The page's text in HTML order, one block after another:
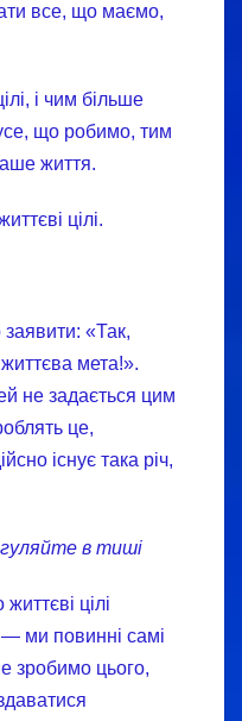
все, що маємо,
і чим більше
що робимо, тим
життя.
цілі.
«Так,
мета!».
не задається цим
це,
існує така річ,
в тиші
цілі
ми повинні самі
зробимо цього,